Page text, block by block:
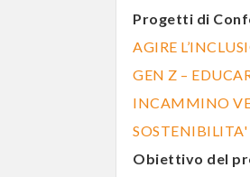
Progetti di
AGIRE
GEN Z –
INCAMMINO
Obiettivo del